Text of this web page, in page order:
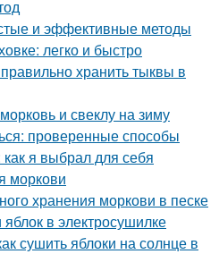
и эффективные методы
легко и быстро
хранить тыквы в
и свеклу на зиму
проверенные способы
я выбрал для себя
моркови
хранения моркови в песке
в электросушилке
сушить яблоки на солнце в